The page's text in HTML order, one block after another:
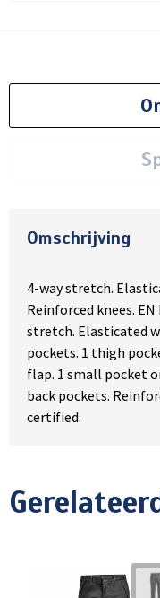
Omschrijving
4-way stretch.
Reinforced knees.
stretch. Elasticated
pockets. 1 thigh
flap. 1 small pocket
back pockets.
certified.